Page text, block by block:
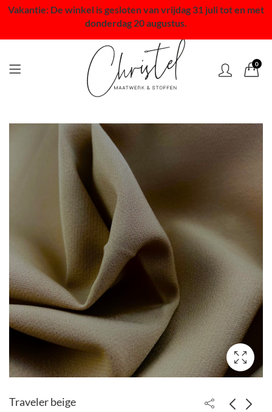
Vakantie: De winkel is gesloten van vrijdag 31 juli tot en met
donderdag 20 augustus.
0
Traveler beige